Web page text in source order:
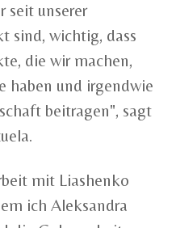
seit unserer
sind, wichtig, dass
die wir machen,
haben und irgendwie
beitragen", sagt
mit Liashenko
ich Aleksandra